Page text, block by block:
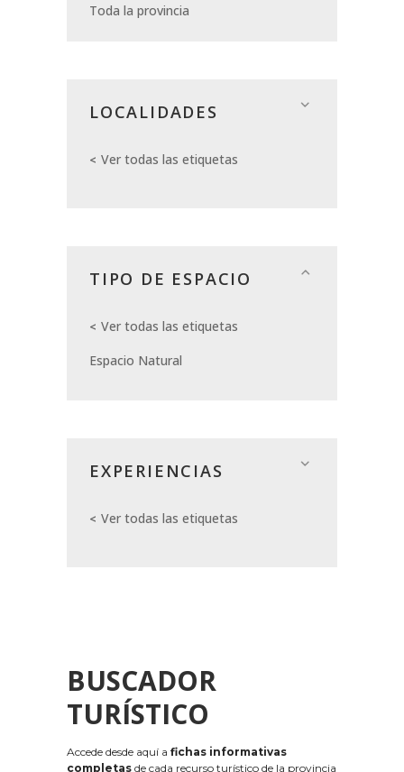
Toda la provincia
LOCALIDADES
Ver todas las etiquetas
TIPO DE ESPACIO
Ver todas las etiquetas
Espacio Natural
EXPERIENCIAS
Ver todas las etiquetas
BUSCADOR
TURÍSTICO
Accede desde aquí a fichas informativas
completas de cada recurso turístico de la provincia